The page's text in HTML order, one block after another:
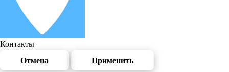
Контакты
Отмена
Применить